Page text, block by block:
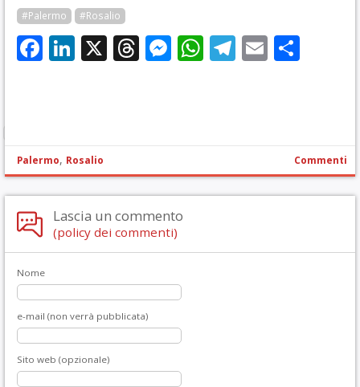
#Palermo #Rosalio
Facebook
LinkedIn
X Threads
Messenger
WhatsApp
Telegram
Email
Palermo, Rosalio Commenti
Lascia un commento
(policy dei commenti)
Nome
e-mail (non verrà pubblicata)
Sito web (opzionale)